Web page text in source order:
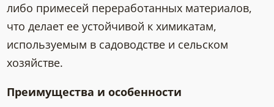
либо примесей переработанных материалов,
что делает ее устойчивой к химикатам,
используемым в садоводстве и сельском
хозяйстве.
Преимущества и особенности